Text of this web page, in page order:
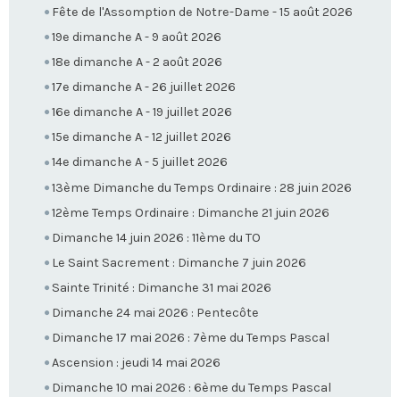
Fête de l'Assomption de Notre-Dame - 15 août 2026
19e dimanche A - 9 août 2026
18e dimanche A - 2 août 2026
17e dimanche A - 26 juillet 2026
16e dimanche A - 19 juillet 2026
15e dimanche A - 12 juillet 2026
14e dimanche A - 5 juillet 2026
13ème Dimanche du Temps Ordinaire : 28 juin 2026
12ème Temps Ordinaire : Dimanche 21 juin 2026
Dimanche 14 juin 2026 : 11ème du TO
Le Saint Sacrement : Dimanche 7 juin 2026
Sainte Trinité : Dimanche 31 mai 2026
Dimanche 24 mai 2026 : Pentecôte
Dimanche 17 mai 2026 : 7ème du Temps Pascal
Ascension : jeudi 14 mai 2026
Dimanche 10 mai 2026 : 6ème du Temps Pascal